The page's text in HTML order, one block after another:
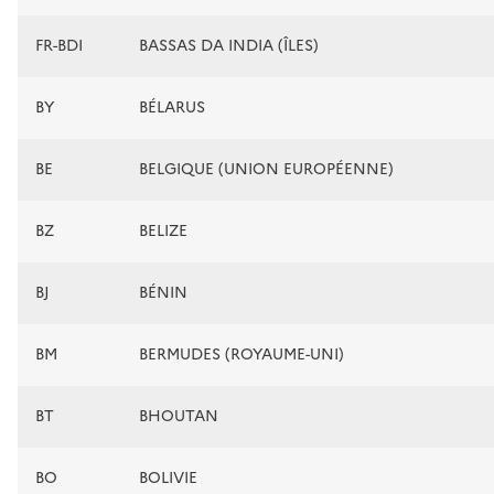
FR-BDI BASSAS DA INDIA (ÎLES)
BY BÉLARUS
BE BELGIQUE (UNION EUROPÉENNE)
BZ BELIZE
BJ BÉNIN
BM BERMUDES (ROYAUME-UNI)
BT BHOUTAN
BO BOLIVIE